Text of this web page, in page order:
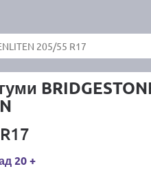
205/55 R17
20 +